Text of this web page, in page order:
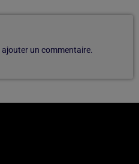
un commentaire.